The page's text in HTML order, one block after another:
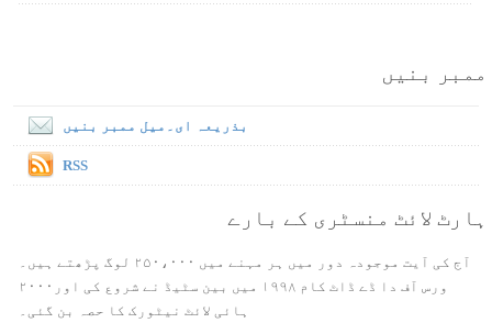
ممبر بنیں
بذریعہ ای۔میل ممبر بنیں
RSS
ہارٹ لائٹ منسٹری کے بارے
آج کی آیت موجودہ دور میں ہر مہنے میں ۲۵۰،۰۰۰ لوگ پڑھتے ہیں۔
ورس آف دا ڈے ڈاٹ کام ۱۹۹۸ میں بین سٹیڈ نے شروع کی اور۲۰۰۰
ہائی لائٹ نیٹورک کا حصہ بن گئی۔